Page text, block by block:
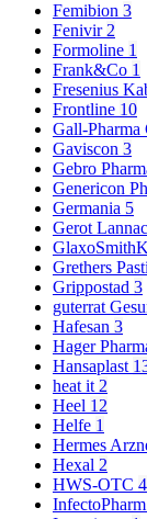
Femibion 3
Fenivir 2
Formoline 1
Frank&Co 1
Fresenius
Frontline 10
Gall-Pharma
Gaviscon 3
Gebro
Genericon
Germania 5
Gerot
Grethers
Grippostad 3
guterrat
Hafesan 3
Hager
Hansaplast
heat it 2
Heel 12
Helfe 1
Hermes
Hexal 2
HWS-OTC 4
InfectoPharm